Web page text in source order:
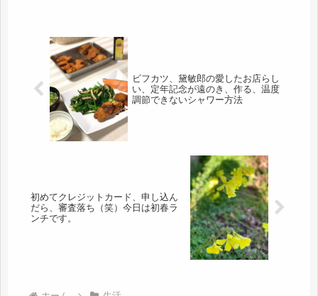
ビフカツ、黛敏郎の愛したお店らし
い、定年記念が遠のき、作る、温度
調節できないシャワー方法
初めてクレジットカード、申し込ん
だら、審査落ち（笑）今日は初春ラ
ンチです。